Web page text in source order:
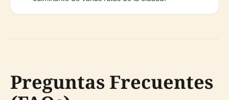
Preguntas Frecuentes